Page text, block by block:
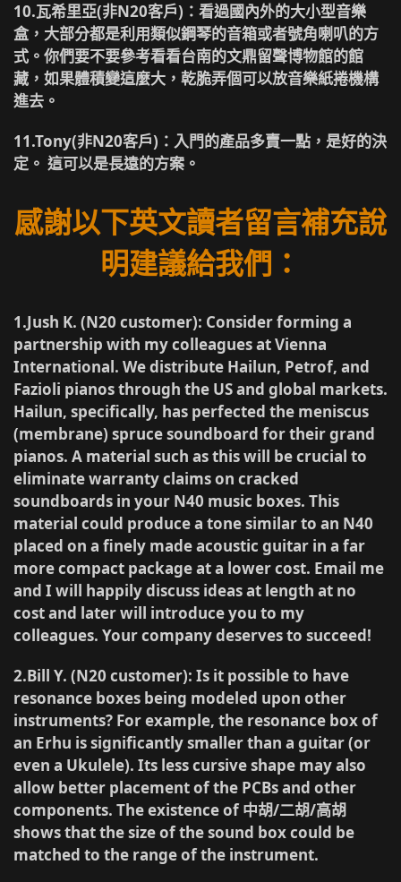
10.瓦希里亞(非N20客戶) ：看過國內外的大小型音樂
盒，大部分都是利用類似鋼琴的音箱或者號角喇叭的方
式。你們要不要參考看看台南的文鼎留聲博物館的館
藏，如果體積變這麼大，乾脆弄個可以放音樂紙捲機構
進去。
11.Tony(非N20客戶) ：入門的產品多賣一點，是好的決
定。 這可以是長遠的方案。
感謝以下英文讀者留言補充說
明建議給我們：
1.Jush K. (N20 customer): Consider forming a
partnership with my colleagues at Vienna
International. We distribute Hailun, Petrof, and
Fazioli pianos through the US and global markets.
Hailun, specifically, has perfected the meniscus
(membrane) spruce soundboard for their grand
pianos. A material such as this will be crucial to
eliminate warranty claims on cracked
soundboards in your N40 music boxes. This
material could produce a tone similar to an N40
placed on a finely made acoustic guitar in a far
more compact package at a lower cost. Email me
and I will happily discuss ideas at length at no
cost and later will introduce you to my
colleagues. Your company deserves to succeed!
2.Bill Y. (N20 customer): Is it possible to have
resonance boxes being modeled upon other
instruments? For example, the resonance box of
an Erhu is significantly smaller than a guitar (or
even a Ukulele). Its less cursive shape may also
allow better placement of the PCBs and other
components. The existence of 中胡/二胡/高胡
shows that the size of the sound box could be
matched to the range of the instrument.